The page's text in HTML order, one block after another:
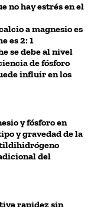
no hay estrés en el
a magnesio es
es 2: 1
se debe al nivel
de fósforo
influir en los
y fósforo en
y gravedad de la
del
rapidez sin